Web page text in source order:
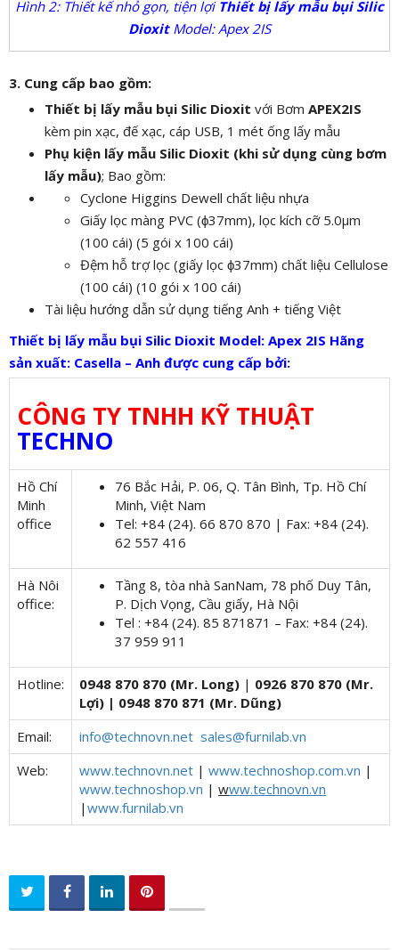
Hình 2: Thiết kế nhỏ gọn, tiện lợi Thiết bị lấy mẫu bụi Silic
Dioxit Model: Apex 2IS
3. Cung cấp bao gồm:
Thiết bị lấy mẫu bụi Silic Dioxit với Bơm APEX2IS
kèm pin xạc, đế xạc, cáp USB, 1 mét ống lấy mẫu
Phụ kiện lấy mẫu Silic Dioxit (khi sử dụng cùng bơm
lấy mẫu); Bao gồm:
Cyclone Higgins Dewell chất liệu nhựa
Giấy lọc màng PVC (ϕ37mm), lọc kích cỡ 5.0µm
(100 cái) (5 gói x 100 cái)
Đệm hỗ trợ lọc (giấy lọc ϕ37mm) chất liệu Cellulose
(100 cái) (10 gói x 100 cái)
Tài liệu hướng dẫn sử dụng tiếng Anh + tiếng Việt
Thiết bị lấy mẫu bụi Silic Dioxit Model: Apex 2IS Hãng
sản xuất: Casella – Anh được cung cấp bởi:
CÔNG TY TNHH KỸ THUẬT
TECHNO
Hồ Chí
Minh
office
76 Bắc Hải, P. 06, Q. Tân Bình, Tp. Hồ Chí
Minh, Việt Nam
Tel: +84 (24). 66 870 870 | Fax: +84 (24).
62 557 416
Hà Nôi
office:
Tầng 8, tòa nhà SanNam, 78 phố Duy Tân,
P. Dịch Vọng, Cầu giấy, Hà Nội
Tel : +84 (24). 85 871871 – Fax: +84 (24).
37 959 911
Hotline: 0948 870 870 (Mr. Long) | 0926 870 870 (Mr.
Lợi) | 0948 870 871 (Mr. Dũng)
Email:
info@technovn.net sales@furnilab.vn
Web:
www.technovn.net | www.technoshop.com.vn |
www.technoshop.vn | www.technovn.vn
| www.furnilab.vn